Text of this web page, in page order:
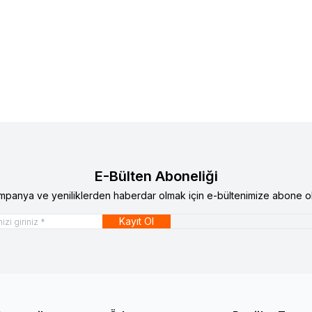
E-Bülten Aboneliği
ve yeniliklerden haberdar olmak için e-bültenimize abone
Kayıt Ol